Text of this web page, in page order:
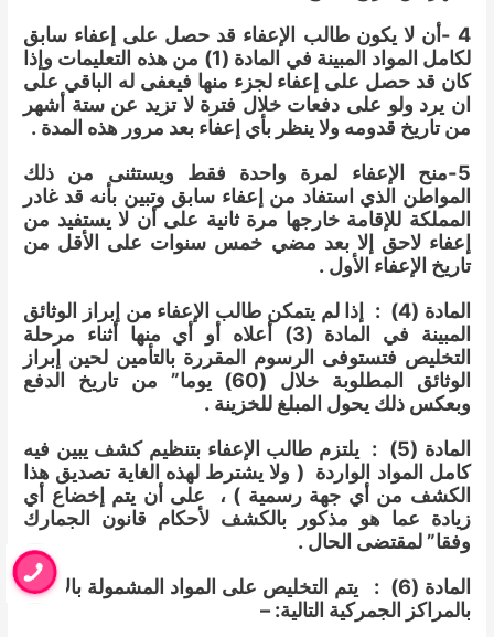
4 -أن لا يكون طالب الإعفاء قد حصل على إعفاء سابق
لكامل المواد المبينة في المادة (1) من هذه التعليمات وإذا
كان قد حصل على إعفاء لجزء منها فيعفى له الباقي على
ان يرد ولو على دفعات خلال فترة لا تزيد عن ستة أشهر
من تاريخ قدومه ولا ينظر بأي إعفاء بعد مرور هذه المدة .
5-منح الإعفاء لمرة واحدة فقط ويستثنى من ذلك
المواطن الذي استفاد من إعفاء سابق وتبين بأنه قد غادر
المملكة للإقامة خارجها مرة ثانية على أن لا يستفيد من
إعفاء لاحق إلا بعد مضي خمس سنوات على الأقل من
تاريخ الإعفاء الأول .
المادة (4) : إذا لم يتمكن طالب الإعفاء من إبراز الوثائق
المبينة في المادة (3) أعلاه أو أي منها أثناء مرحلة
التخليص فتستوفى الرسوم المقررة بالتأمين لحين إبراز
الوثائق المطلوبة خلال (60) يوما” من تاريخ الدفع
وبعكس ذلك يحول المبلغ للخزينة .
المادة (5) : يلتزم طالب الإعفاء بتنظيم كشف يبين فيه
كامل المواد الواردة ( ولا يشترط لهذه الغاية تصديق هذا
الكشف من أي جهة رسمية ) ، على أن يتم إخضاع أي
زيادة عما هو مذكور بالكشف لأحكام قانون الجمارك
وفقا” لمقتضى الحال .
المادة (6) : يتم التخليص على المواد المشمولة بالإعفاء
بالمراكز الجمركية التالية: –